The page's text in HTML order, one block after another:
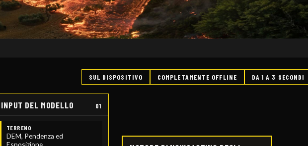
SUL DISPOSITIVO COMPLETAMENTE OFFLINE DA 1 A 3 SECONDI
INPUT DEL MODELLO 01
TERRENO
DEM, Pendenza ed
Esposizione